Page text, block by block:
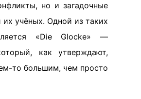
но и загадочные
их учёных. Одной из таких
«Die Glocke» —
как утверждают,
то большим, чем просто